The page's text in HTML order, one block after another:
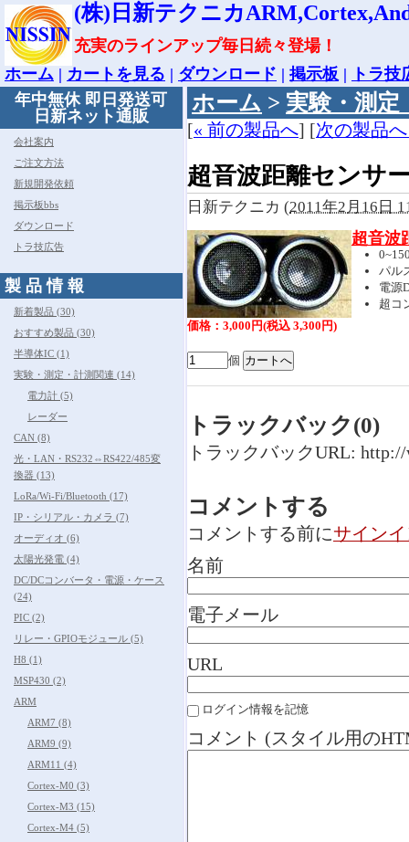
(株)日新テクニカ
充実のラインアップ毎日続々登場！
ホーム | カートを見る | ダウンロード | 掲示板 |
トラ技
年中無休 即日発送可
日新ネット通販
会社案内
ご注文方法
新規開発依頼
掲示板bbs
ダウンロード
トラ技広告
製 品 情 報
新着製品 (30)
おすすめ製品 (30)
半導体IC (1)
実験・測定・計測関連 (14)
電力計 (5)
レーダー
CAN (8)
光・LAN・RS232⇔RS422/485変
換器 (13)
LoRa/Wi-Fi/Bluetooth (17)
IP・シリアル・カメラ (7)
オーディオ (6)
太陽光発電 (4)
DC/DCコンバータ・電源・ケース
(24)
PIC (2)
リレー・GPIOモジュール (5)
H8 (1)
MSP430 (2)
ARM
ARM7 (8)
ARM9 (9)
ARM11 (4)
Cortex-M0 (3)
Cortex-M3 (15)
Cortex-M4 (5)
ホーム > 実験・測定
[« 前の製品へ] [次の製品
超音波距離センサ
日新テクニカ (2011年2月16日
価格：3,000円(税込 3,300円)
個
超音波
パル
電源
超コ
トラックバック(0)
トラックバックURL:
コメントする
コメントする前にサイン
名前
電子メール
URL
ログイン情報を記憶
コメント (スタイル用の